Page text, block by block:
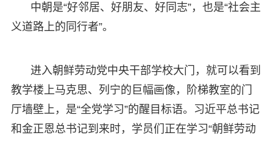
中朝是“好邻居、好朋友、好同志”，也是“社会主
义道路上的同行者”。
进入朝鲜劳动党中央干部学校大门，就可以看到
教学楼上马克思、列宁的巨幅画像，阶梯教室的门
厅墙壁上，是“全党学习”的醒目标语。习近平总书记
和金正恩总书记到来时，学员们正在学习“朝鲜劳动